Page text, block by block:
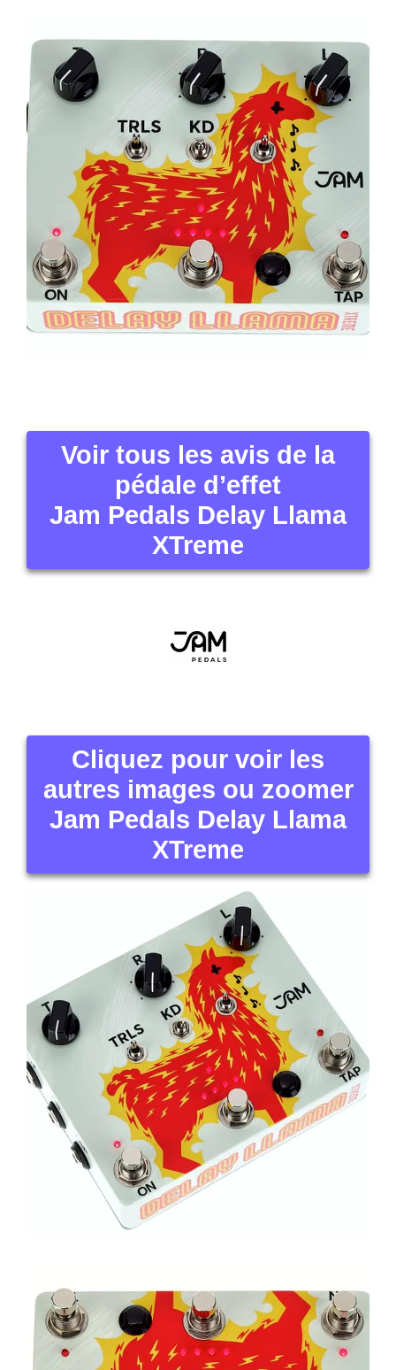
Voir tous les avis de la
pédale d’effet
Jam Pedals Delay Llama
XTreme
Cliquez pour voir les
autres images ou zoomer
Jam Pedals Delay Llama
XTreme